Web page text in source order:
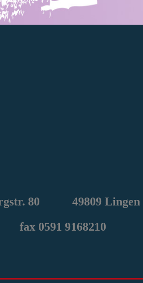
80 49809 Lingen
fax 0591 9168210